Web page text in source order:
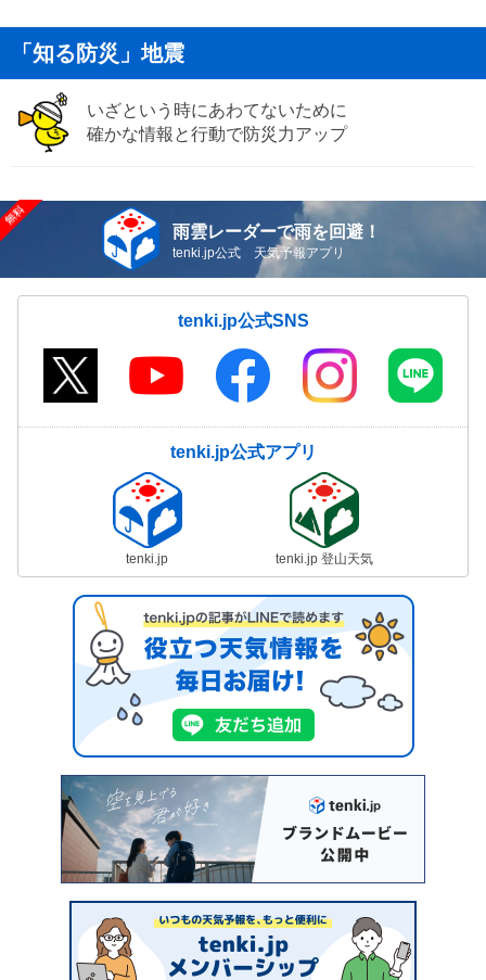
「知る防災」地震
いざという時にあわてないために
確かな情報と行動で防災力アップ
雨雲レーダーで雨を回避！
tenki.jp公式 天気予報アプリ
tenki.jp公式SNS
tenki.jp公式アプリ
tenki.jp tenki.jp 登山天気